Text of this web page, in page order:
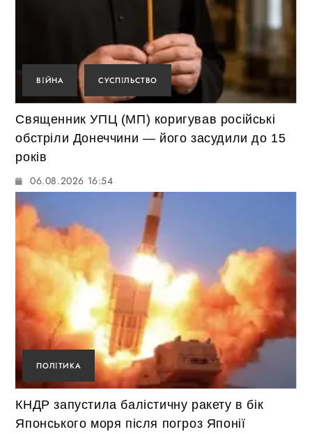
ВІЙНА СУСПІЛЬСТВО
Священник УПЦ (МП) коригував російські
обстріли Донеччини — його засудили до 15
років
06.08.2026 16:54
ПОЛІТИКА
КНДР запустила балістичну ракету в бік
Японського моря після погроз Японії